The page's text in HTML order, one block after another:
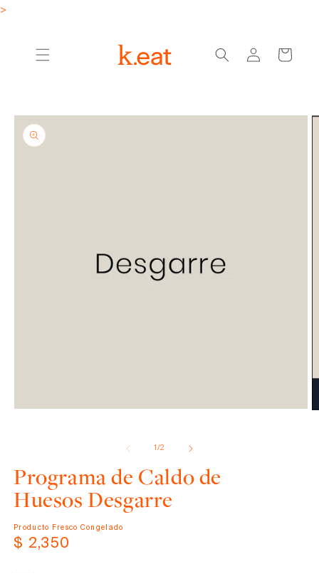
>
sesión
Carrito
directamente
a la
información
multimedia
en
una
ventana
1 /de2
Programa de Caldo de
Huesos Desgarre
Producto Fresco Congelado
Precio
$ 2,350